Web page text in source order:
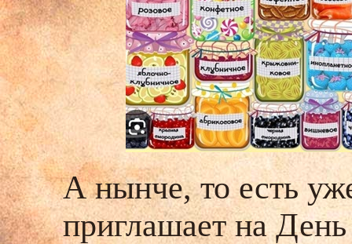
А нынче, то есть
приглашает на